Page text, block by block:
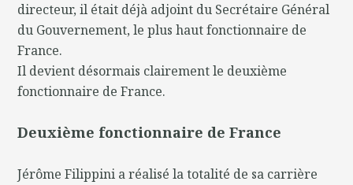
directeur, il était déjà adjoint du Secrétaire Général
du Gouvernement, le plus haut fonctionnaire de
France.
Il devient désormais clairement le deuxième
fonctionnaire de France.
Deuxième fonctionnaire de France
Jérôme Filippini a réalisé la totalité de sa carrière